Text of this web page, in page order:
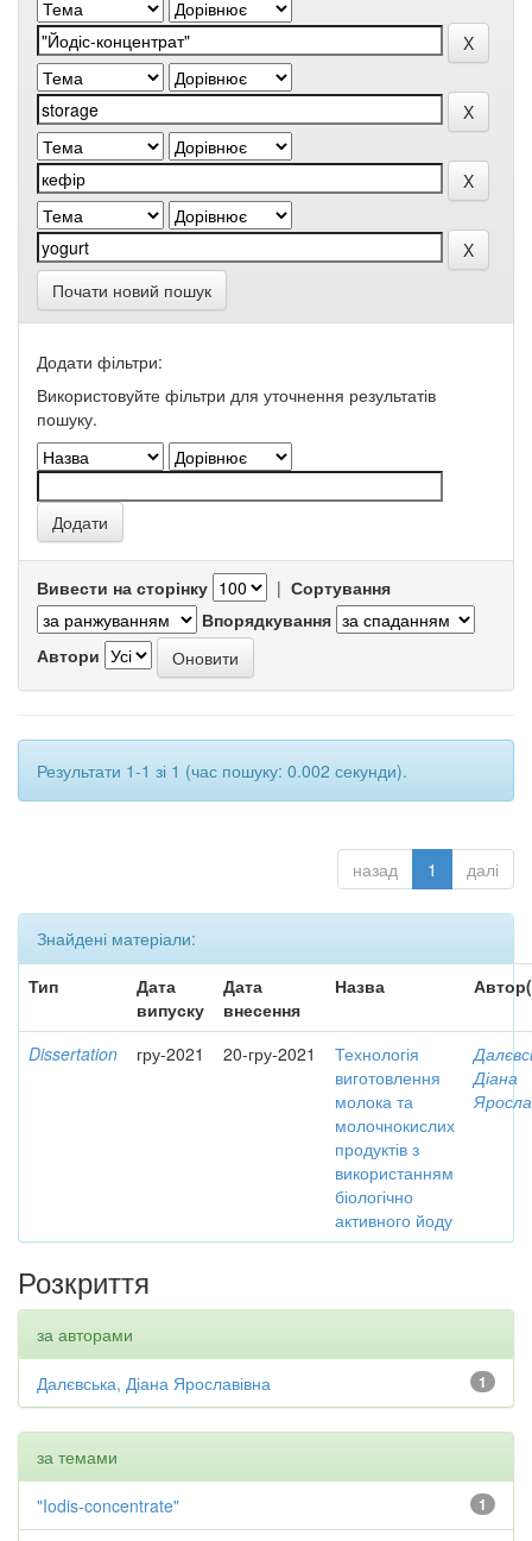
Почати новий пошук
Додати фільтри:
Використовуйте фільтри для уточнення результатів
пошуку.
Вивести на сторінку | Сортування
Впорядкування
Автори
Результати 1-1 зі 1 (час пошуку: 0.002 секунди).
назад 1 далі
Знайдені матеріали:
Тип
Дата
випуску
Дата
внесення
Назва
Dissertation гру-2021 20-гру-2021
Технологія
виготовлення
молока та
молочнокислих
продуктів з
використанням
біологічно
активного йоду
Діана
Розкриття
за авторами
1
Далєвська, Діана Ярославівна
за темами
1
"Iodis-concentrate"